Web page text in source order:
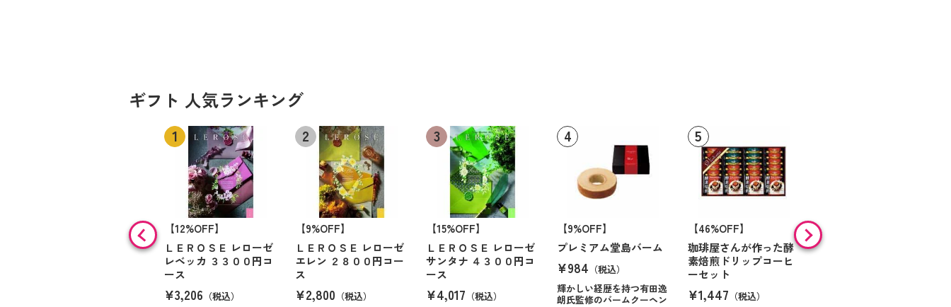
ギフト 人気ランキング
【12%OFF】
ＬＥＲＯＳＥ レローゼ
レベッカ ３３００円コ
ース
¥3,206 （税込）
【9%OFF】
ＬＥＲＯＳＥ レローゼ
エレン ２８００円コー
ス
¥2,800 （税込）
【15%OFF】
ＬＥＲＯＳＥ レローゼ
サンタナ ４３００円コ
ース
¥4,017 （税込）
【9%OFF】
プレミアム堂島バーム
¥984 （税込）
輝かしい経歴を持つ有田逸
朗氏監修のバームクーヘン
【46%OFF】
珈琲屋さんが作った酵
素焙煎ドリップコーヒ
ーセット
¥1,447 （税込）
【9%OFF】
アラン・ド・パリ ショ